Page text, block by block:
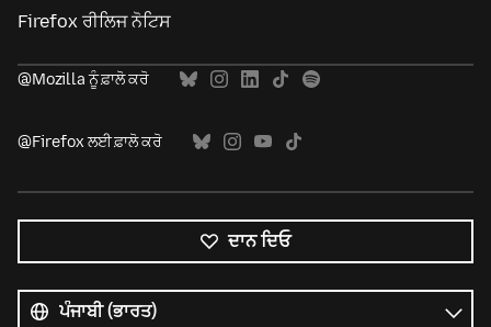
Firefox ਰੀਲਿਜ ਨੋਟਿਸ
@Mozilla ਨੂੰ ਫ਼ਾਲੋ ਕਰੋ
@Firefox ਲਈ ਫ਼ਾਲੋ ਕਰੋ
ਦਾਨ ਦਿਓ
ਭਾਸ਼ਾਵਾਂ
ਭਾਸ਼ਾ